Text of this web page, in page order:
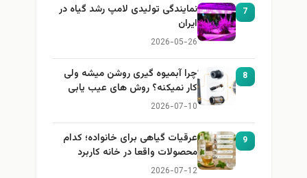
7
نمایندگی تولیدی لامپ رشد گیاه در
ایران
2026-05-26
8
چرا آبمیوه گیری روشن میشه ولی
کار نمیکنه؟ روش های عیب یابی
2026-07-10
9
عرقیات گیاهی برای خانواده؛ کدام
محصولات واقعا در خانه کاربرد
دارند؟
2026-07-12